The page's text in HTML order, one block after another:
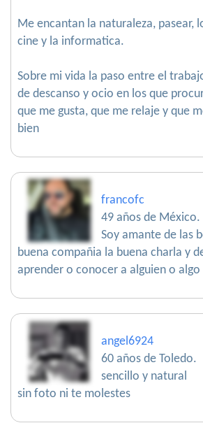
Me encantan la naturaleza, pasear,
cine y la informatica.
Sobre mi vida la paso entre el
de descanso y ocio en los que
que me gusta, que me relaje y que
bien
francofc
49 años de México.
Soy amante de las
buena compañia la buena charla y
aprender o conocer a alguien o
angel6924
60 años de Toledo.
sencillo y natural
sin foto ni te molestes